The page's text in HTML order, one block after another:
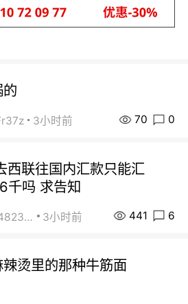
3小时前 70 0
西联往国内汇款只能汇
千吗 求告知
街友64823891 3小时前 441 6
烫里的那种牛筋面